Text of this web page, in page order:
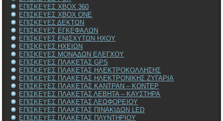
ΕΠΙΣΚΕΥΕΣ XBOX 360
ΕΠΙΣΚΕΥΕΣ XBOX ONE
ΕΠΙΣΚΕΥΕΣ ΔΕΚΤΩΝ
ΕΠΙΣΚΕΥΕΣ ΕΓΚΕΦΑΛΩΝ
ΕΠΙΣΚΕΥΕΣ ΕΝΙΣΧΥΤΩΝ ΗΧΟΥ
ΕΠΙΣΚΕΥΕΣ ΗΧΕΙΩΝ
ΕΠΙΣΚΕΥΕΣ ΜΟΝΑΔΩΝ ΕΛΕΓΧΟΥ
ΕΠΙΣΚΕΥΕΣ ΠΛΑΚΕΤΑΣ GPS
ΕΠΙΣΚΕΥΕΣ ΠΛΑΚΕΤΑΣ ΗΛΕΚΤΡΟΚΟΛΛΗΣΗΣ
ΕΠΙΣΚΕΥΕΣ ΠΛΑΚΕΤΑΣ ΗΛΕΚΤΡΟΝΙΚΗΣ ΖΥΓΑΡΙΑ
ΕΠΙΣΚΕΥΕΣ ΠΛΑΚΕΤΑΣ ΚΑΝΤΡΑΝ – ΚΟΝΤΕΡ
ΕΠΙΣΚΕΥΕΣ ΠΛΑΚΕΤΑΣ ΛΕΒΗΤΑ – ΚΑΥΣΤΗΡΑ
ΕΠΙΣΚΕΥΕΣ ΠΛΑΚΕΤΑΣ ΛΕΩΦΟΡΕΙΟΥ
ΕΠΙΣΚΕΥΕΣ ΠΛΑΚΕΤΑΣ ΠΙΝΑΚΙΔΩΝ LED
ΕΠΙΣΚΕΥΕΣ ΠΛΑΚΕΤΑΣ ΠΛΥΝΤΗΡΙΟΥ